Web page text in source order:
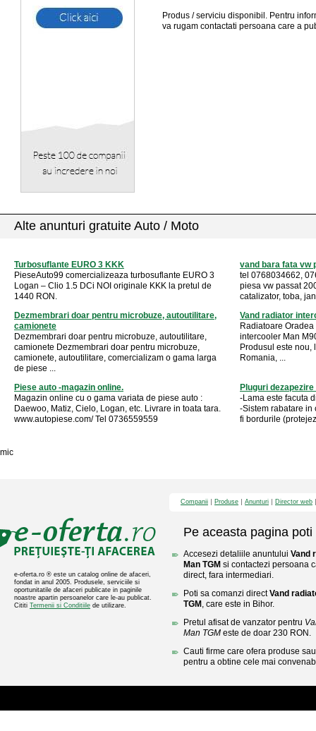
Produs / serviciu disponibil . Pentru
va rugam contactati persoana care a
Alte anunturi gratuite Auto / Moto
Turbosuflante EURO 3 KKK
PieseAuto99 comercializeaza turbosuflante EURO 3
Logan – Clio 1.5 DCi NOI originale KKK la pretul de
1440 RON.
vand bara fata vw
tel 0768034662,
piesa vw passat
catalizator, toba,
Dezmembrari doar pentru microbuze, autoutilitare,
camionete
Dezmembrari doar pentru microbuze, autoutilitare,
camionete Dezmembrari doar pentru microbuze,
camionete, autoutilitare, comercializam o gama larga
de piese ...
Vand radiator
Radiatoare
intercooler Man
Produsul este
Romania, ...
Piese auto -magazin online.
Magazin online cu o gama variata de piese auto :
Daewoo, Matiz, Cielo, Logan, etc. Livrare in toata tara.
www.autopiese.com/ Tel 0736559559
Pluguri
-Lama este facuta
-Sistem rabatare in
fi bordurile
mic
e-oferta.ro ® este un catalog online de afaceri,
fondat in anul 2005. Produsele, serviciile si
oportunitatile de afaceri publicate in paginile
noastre apartin persoanelor care le-au publicat.
Cititi Termenii si Conditiile de utilizare.
Companii Produse Anunturi Director web
Pe aceasta pagina poti
Accesezi detaliile anuntului Vand
Man TGM si contactezi persoana
direct, fara intermediari.
Poti sa comanzi directVand
TGM , care este in Bihor.
Pretul afisat de vanzator pentru
Man TGM este de doar 230 RON.
Cauti firme care ofera produse
pentru a obtine cele mai